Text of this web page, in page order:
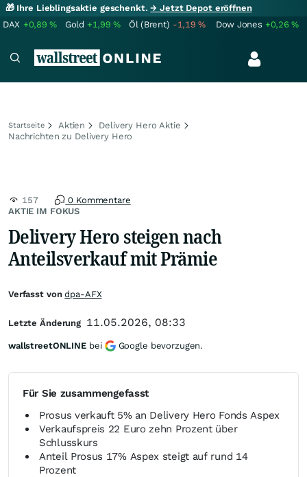
🎁 Ihre Lieblingsaktie geschenkt.→ Jetzt Depot eröffnen
DAX +0,89% Gold +1,99% Öl (Brent) -1,19% Dow Jones +0,26%
Startseite Aktien
Delivery Hero Aktie
Nachrichten zu Delivery Hero
AKTIE IM FOKUS
157 0 Kommentare
Delivery Hero steigen nach
Anteilsverkauf mit Prämie
Für Sie zusammengefasst
Prosus verkauft 5% an Delivery Hero Fonds Aspex
Verkaufspreis 22 Euro zehn Prozent über
Schlusskurs
Anteil Prosus 17% Aspex steigt auf rund 14
Prozent
Verfasst vondpa-AFX
Letzte Änderung 11.05.2026, 08:33
wallstreetONLINE bei Google bevorzugen.